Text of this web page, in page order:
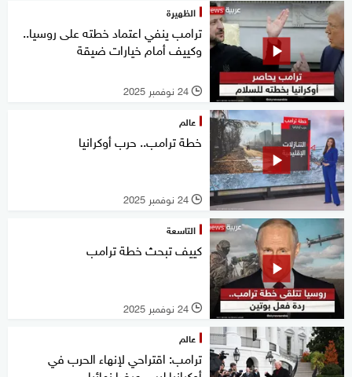
الظهيرة
ترامب ينفي اعتماد خطته على روسيا..
وكييف أمام خيارات ضيقة
l 24 نوفمبر 2025
عالم
خطة ترامب.. حرب أوكرانيا
l 24 نوفمبر 2025
التاسعة
كييف تبحث خطة ترامب
l 24 نوفمبر 2025
عالم
ترامب: اقتراحي لإنهاء الحرب في